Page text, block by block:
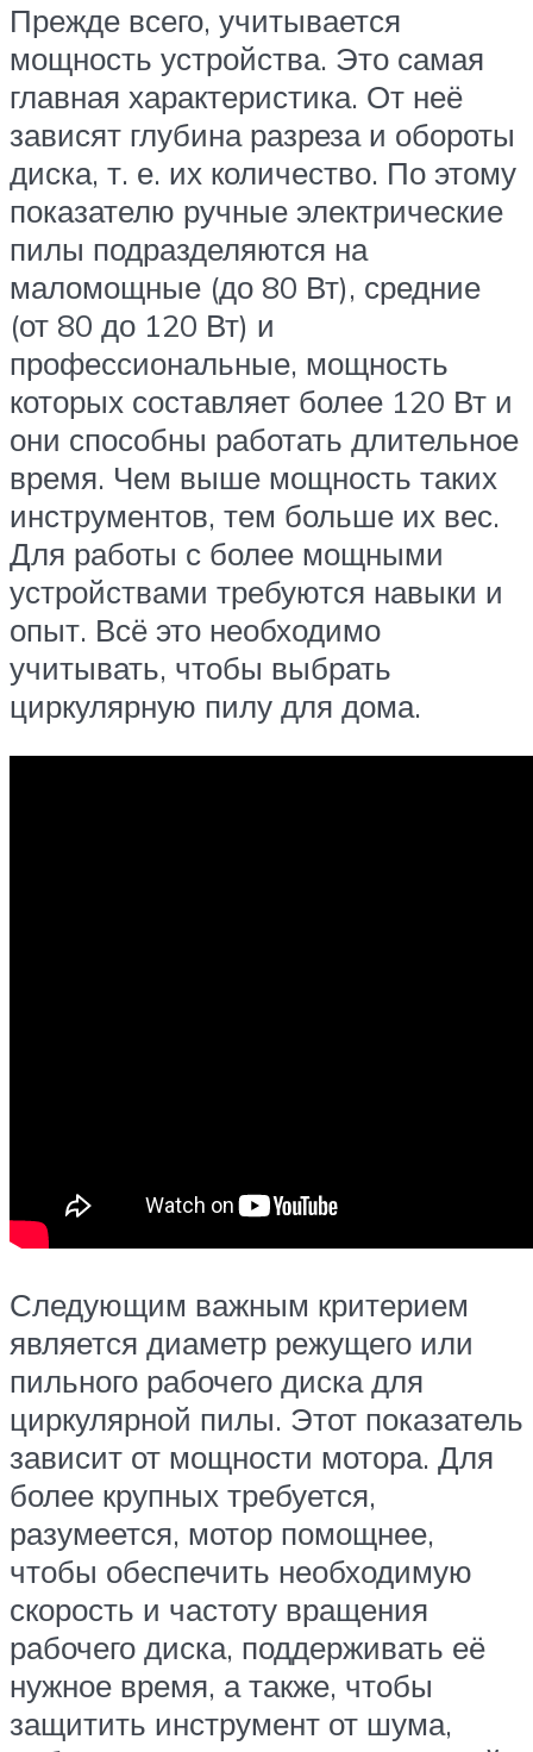
Прежде всего, учитывается
мощность устройства. Это самая
главная характеристика. От неё
зависят глубина разреза и обороты
диска, т. е. их количество. По этому
показателю ручные электрические
пилы подразделяются на
маломощные (до 80 Вт), средние
(от 80 до 120 Вт) и
профессиональные, мощность
которых составляет более 120 Вт и
они способны работать длительное
время. Чем выше мощность таких
инструментов, тем больше их вес.
Для работы с более мощными
устройствами требуются навыки и
опыт. Всё это необходимо
учитывать, чтобы выбрать
циркулярную пилу для дома.
Следующим важным критерием
является диаметр режущего или
пильного рабочего диска для
циркулярной пилы. Этот показатель
зависит от мощности мотора. Для
более крупных требуется,
разумеется, мотор помощнее,
чтобы обеспечить необходимую
скорость и частоту вращения
рабочего диска, поддерживать её
нужное время, а также, чтобы
защитить инструмент от шума,